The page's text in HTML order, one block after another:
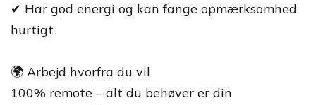
✔ Har god energi og kan fange opmærksomhed
hurtigt
🌍 Arbejd hvorfra du vil
100% remote – alt du behøver er din